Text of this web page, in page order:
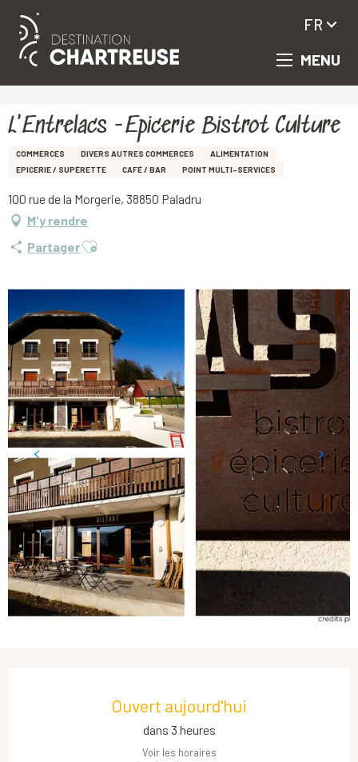
Aller
principal
MENU
FR
L'Entrelacs -Epicerie Bistrot Culture
COMMERCES DIVERS AUTRES COMMERCES
ALIMENTATION
EPICERIE / SUPÉRETTE
CAFÉ / BAR POINT MULTI-SERVICES
100 rue de la Morgerie, 38850 Paladru
M'y rendre
PartagerAjouter aux favoris
Ouvert aujourd'hui
dans 3 heures
Voir les horaires